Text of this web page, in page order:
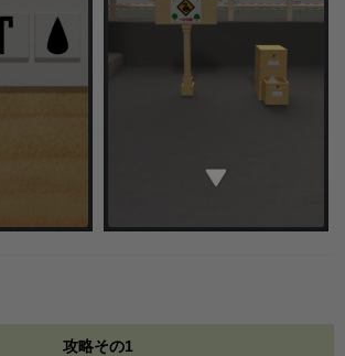
攻略その1